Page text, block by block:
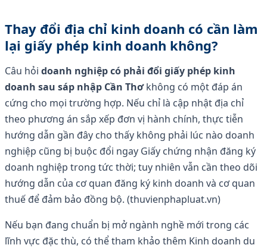
Thay đổi địa chỉ kinh doanh có cần làm
lại giấy phép kinh doanh không?
Câu hỏi doanh nghiệp có phải đổi giấy phép kinh
doanh sau sáp nhập Cần Thơkhông có một đáp án
cứng cho mọi trường hợp. Nếu chỉ là cập nhật địa chỉ
theo phương án sắp xếp đơn vị hành chính, thực tiễn
hướng dẫn gần đây cho thấy không phải lúc nào doanh
nghiệp cũng bị buộc đổi ngay Giấy chứng nhận đăng ký
doanh nghiệp trong tức thời; tuy nhiên vẫn cần theo dõi
hướng dẫn của cơ quan đăng ký kinh doanh và cơ quan
thuế để đảm bảo đồng bộ. (thuvienphapluat.vn)
Nếu bạn đang chuẩn bị mở ngành nghề mới trong các
lĩnh vực đặc thù, có thể tham khảo thêm Kinh doanh du